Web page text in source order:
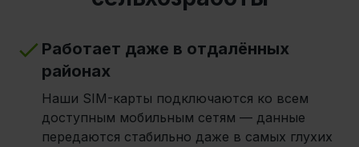
Работает даже в отдалённых
районах
Наши SIM-карты подключаются ко всем
доступным мобильным сетям — данные
передаются стабильно даже в самых глухих